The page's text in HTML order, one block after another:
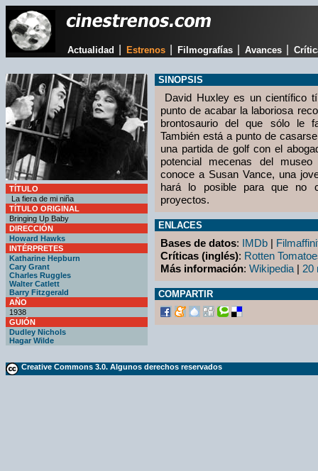
Actualidad Estrenos Filmografías Avances
TÍTULO
La fiera de mi niña
TÍTULO ORIGINAL
Bringing Up Baby
DIRECCIÓN
Howard Hawks
INTÉRPRETES
Katharine Hepburn
Cary Grant
Charles Ruggles
Walter Catlett
Barry Fitzgerald
AÑO
1938
GUIÓN
Dudley Nichols
Hagar Wilde
SINOPSIS
David Huxley es un científico
punto de acabar la laboriosa
brontosaurio del que sólo le
También está a punto de
una partida de golf con el
potencial mecenas del
conoce a Susan Vance, una
hará lo posible para que no
proyectos.
ENLACES
Bases de datos: IMDb |
Críticas (inglés): Rotten
Más información: Wikipedia | 20
COMPARTIR
Creative Commons 3.0. Algunos derechos reservados